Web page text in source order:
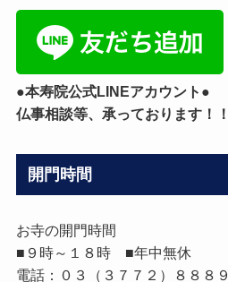
●本寿院公式LINEアカウント●
仏事相談等、承っております！！
開門時間
お寺の開門時間
■９時～１８時 ■年中無休
電話：０３（３７７２）８８８９